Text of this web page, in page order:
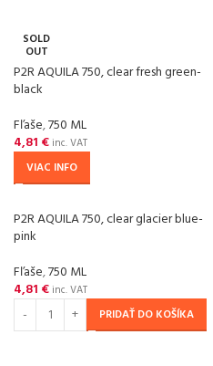
SOLD
OUT
P2R AQUILA 750, clear fresh green-
black
Fľaše,750 ML
4,81 € inc. VAT
VIAC INFO
P2R AQUILA 750, clear glacier blue-
pink
Fľaše,750 ML
4,81 € inc. VAT
PRIDAŤ DO KOŠÍKA